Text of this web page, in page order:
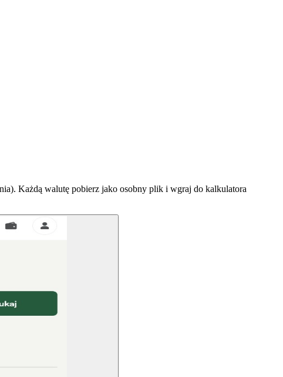
Każdą walutę pobierz jako osobny plik i wgraj do kalkulatora